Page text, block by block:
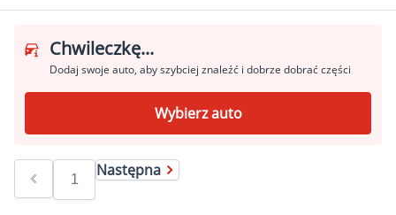
Chwileczkę...
Dodaj swoje auto, aby szybciej znaleźć i dobrze dobrać części
Wybierz auto
Następna